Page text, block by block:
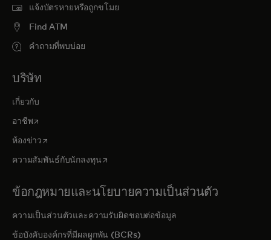
แจ้งบัตรหายหรือถูกขโมย
Find ATM
คำถามที่พบบ่อย
บริษัท
เกี่ยวกับ
อาชีพopens in a new tab
ห้องข่าว opens in a new tab
ความสัมพันธ์กับนักลงทุนopens in a new tab
ข้อกฎหมายและนโยบายความเป็นส่วนตัว
ความเป็นส่วนตัวและความรับผิดชอบต่อข้อมูล
ข้อบังคับองค์กรที่มีผลผูกพัน (BCRs)